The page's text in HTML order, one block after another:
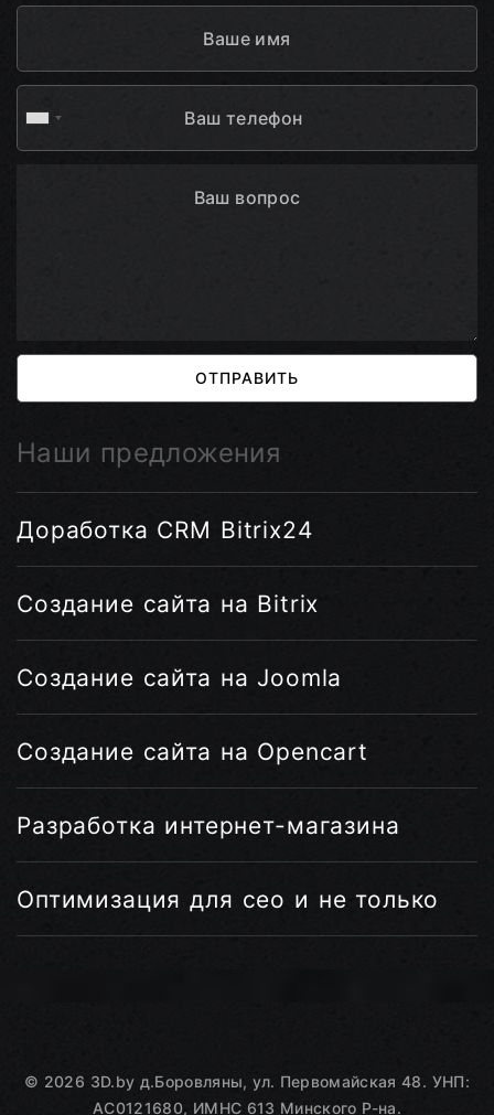
ОТПРАВИТЬ
Наши предложения
Доработка CRM Bitrix24
Создание сайта на Bitrix
Создание сайта на Joomla
Создание сайта на Opencart
Разработка интернет-магазина
Оптимизация для сео и не только
© 2026 3D.by д.Боровляны, ул. Первомайская 48. УНП:
AC0121680, ИМНС 613 Минского Р-на.